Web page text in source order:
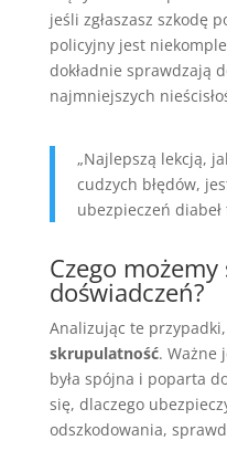
jeśli zgłaszasz szkodę
policyjny jest
dokładnie sprawdzają
najmniejszych
„Najlepszą lekcją,
cudzych błędów,
ubezpieczeń diabeł
Czego
doświadczeń?
Analizując te
skrupulatność. Ważne
była spójna i poparta
się, dlaczego
odszkodowania,